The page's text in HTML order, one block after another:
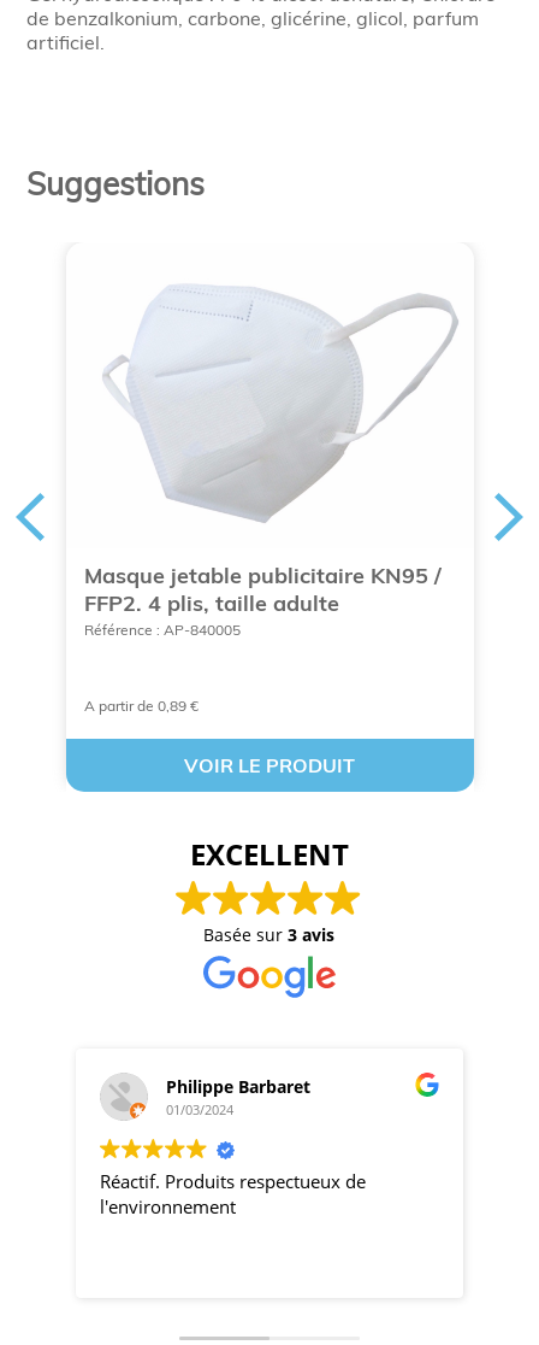
de benzalkonium, carbone, glicérine, glicol, parfum
artificiel.
Suggestions
Masque jetable publicitaire KN95 /
FFP2. 4 plis, taille adulte
Référence : AP-840005
A partir de 0,89 €
VOIR LE PRODUIT
EXCELLENT
Basée sur3 avis
Philippe Barbaret
01/03/2024
Réactif. Produits respectueux de
l'environnement